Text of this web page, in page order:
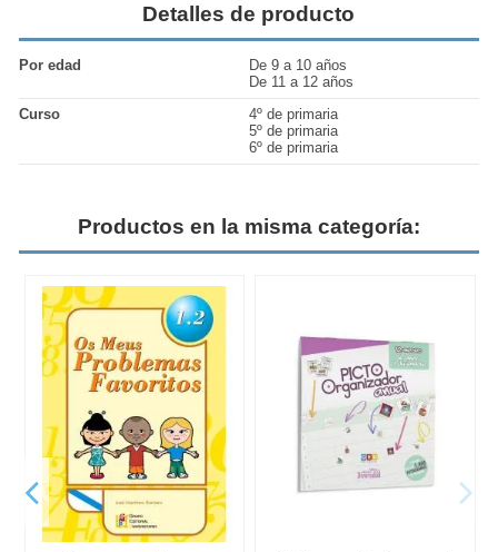
Detalles de producto
Por edad
De 9 a 10 años
De 11 a 12 años
Curso
4º de primaria
5º de primaria
6º de primaria
Productos en la misma categoría: